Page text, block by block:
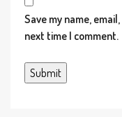
Save my name,
next time I comment.